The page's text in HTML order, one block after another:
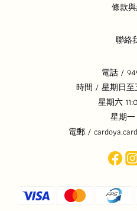
條款
聯絡
電話 /
時間 / 星期日至
星期六
星期
電郵 /